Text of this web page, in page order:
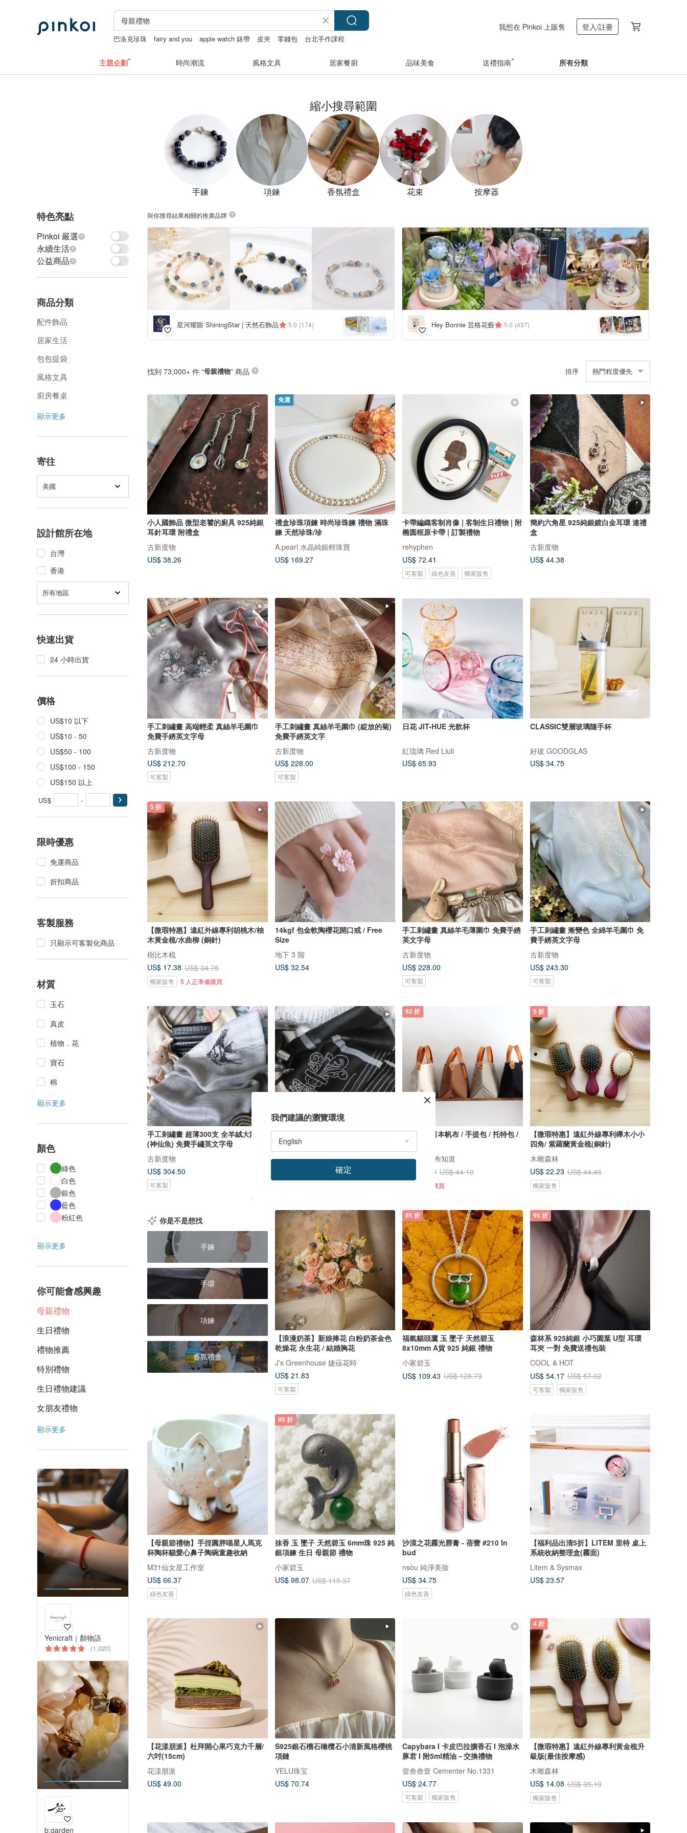
巴洛克珍珠 fairy and you apple watch 錶帶 皮夾 零錢包
台北手作課程
我想在 Pinkoi 上販售 登入/註冊
主題企劃 時尚潮流 風格文具 居家餐廚 品味美食 送禮指南 所有分類
縮小搜尋範圍
手鍊 項鍊 香氛禮盒 花束 按摩器
特色亮點
Pinkoi 嚴選
永續生活
公益商品
商品分類
配件飾品
居家生活
包包提袋
風格文具
廚房餐桌
顯示更多
寄往
美國
設計館所在地
台灣
香港
所有地區
快速出貨
24 小時出貨
價格
US$10 以下
US$10 - 50
US$50 - 100
US$100 - 150
US$150 以上
US$ -
限時優惠
免運商品
折扣商品
客製服務
只顯示可客製化商品
材質
玉石
真皮
植物．花
寶石
棉
顯示更多
顏色
綠色
白色
銀色
藍色
粉紅色
顯示更多
你可能會感興趣
母親禮物
生日禮物
禮物推薦
特別禮物
生日禮物建議
女朋友禮物
顯示更多
Yenicraft｜顏物語
(1,020)
b:garden
與你搜尋結果相關的推廣品牌
星河耀眼 ShiningStar | 天然石飾品 5.0 (174) Hey Bonnie 芸格花藝 5.0 (437) +5
找到 73,000+ 件 “母親禮物” 商品 排序 熱門程度優先
小人國飾品 微型老饕的廚具 925純銀
耳針耳環 附禮盒
古新度物
US$ 38.26
免運
禮盒珍珠項鍊 時尚珍珠鍊 禮物 滿珠
鍊 天然珍珠/珍
A.pearl 水晶純銀輕珠寶
US$ 169.27
卡帶編織客制肖像 | 客制生日禮物 | 附
椭圆框原卡帶 | 訂製禮物
rehyphen
US$ 72.41
可客製 綠色友善 獨家販售
簡約六角星 925純銀鍍白金耳環 連禮
盒
古新度物
US$ 44.38
手工刺繡畫 高端輕柔 真絲羊毛圍巾
免費手綉英文字母
古新度物
US$ 212.70
可客製
手工刺繡畫 真絲羊毛圍巾 (綻放的菊)
免費手綉英文字
古新度物
US$ 228.00
可客製
日花 JIT-HUE 光飲杯
紅琉璃 Red Liuli
US$ 65.93
CLASSIC雙層玻璃隨手杯
好玻 GOODGLAS
US$ 34.75
5 折
【微瑕特惠】遠紅外線專利胡桃木/柚
木黃金梳/水曲柳 (銅針)
樹比木梳
US$ 17.38 US$ 34.75
獨家販售 5 人正準備購買
14kgf 包金軟陶櫻花開口戒 / Free
Size
地下 3 階
US$ 32.54
手工刺繡畫 真絲羊毛薄圍巾 免費手綉
英文字母
古新度物
US$ 228.00
可客製
手工刺繡畫 漸變色 全綿羊毛圍巾 免
費手綉英文字母
古新度物
US$ 243.30
可客製
手工刺繡畫 超薄300支 全羊絨大圍巾
(神仙魚) 免費手繡英文字母
古新度物
US$ 304.50
可客製
手工刺繡畫 真絲羊毛圍巾 (建築美學)
免費手綉英文字
古新度物
92 折
小蠟包 - 日本帆布 / 手提包 / 托特包 /
斜背包
quoi quoi 布知道
US$ 40.58 US$ 44.10
6 人正準備購買
5 折
【微瑕特惠】遠紅外線專利櫸木小小
四角/ 紫羅蘭黃金梳(銅針)
木雕森林
US$ 22.23 US$ 44.46
獨家販售
你是不是想找
手鍊
手環
項鍊
香氛禮盒
【浪漫奶茶】新娘捧花 白粉奶茶金色
乾燥花 永生花 / 結婚胸花
J's Greenhouse 婕蕬花時
US$ 21.83
可客製
85 折
福氣貓頭鷹 玉 墜子 天然碧玉
8x10mm A貨 925 純銀 禮物
小家碧玉
US$ 109.43 US$ 128.73
95 折
森林系 925純銀 小巧園葉 U型 耳環
耳夾 一對 免費送禮包裝
COOL & HOT
US$ 54.17 US$ 57.02
可客製 獨家販售
【母親節禮物】手捏圓胖喵星人馬克
杯陶杯貓愛心鼻子陶碗童趣收納
M31仙女星工作室
US$ 66.37
綠色友善
85 折
抹香 玉 墜子 天然碧玉 6mm珠 925 純
銀項鍊 生日 母親節 禮物
小家碧玉
US$ 98.07 US$ 115.37
沙漠之花霧光唇膏 - 蓓蕾 #210 In
bud
nsòu 純淨美妝
US$ 34.75
綠色友善
【福利品出清5折】LITEM 里特 桌上
系統收納整理盒(霧面)
Litem & Sysmax
US$ 23.57
【花漾朋派】杜拜開心果巧克力千層/
六吋(15cm)
花漾朋派
US$ 49.00
S925銀石榴石橄欖石小清新風格櫻桃
項鏈
YELU珠宝
US$ 70.74
Capybara I 卡皮巴拉擴香石 I 泡澡水
豚君 I 附5ml精油－交換禮物
壹叁叁壹 Cementer No.1331
US$ 24.77
可客製 獨家販售
4 折
【微瑕特惠】遠紅外線專利黃金梳升
級版(最佳按摩感)
木雕森林
US$ 14.08 US$ 35.19
獨家販售
我們建議的瀏覽環境
確定